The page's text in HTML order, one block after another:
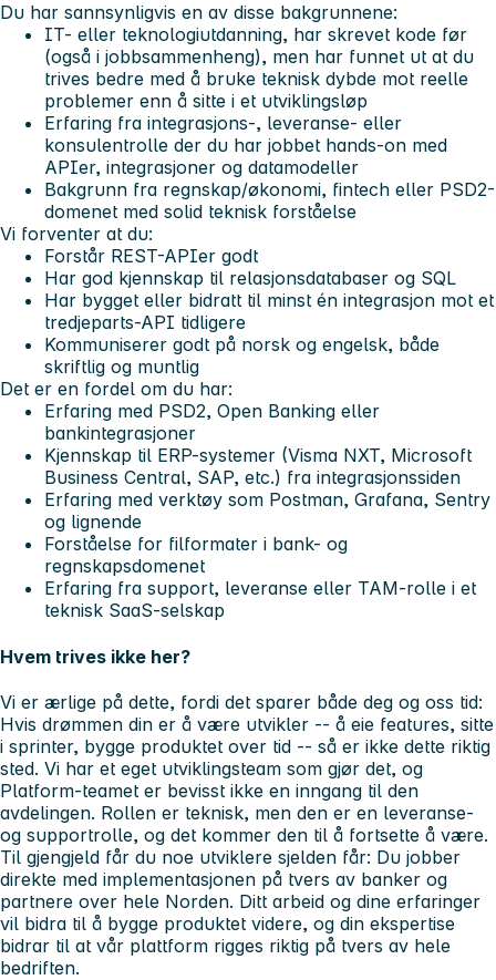
Du har sannsynligvis en av disse bakgrunnene:
IT- eller teknologiutdanning, har skrevet kode før
(også i jobbsammenheng), men har funnet ut at du
trives bedre med å bruke teknisk dybde mot reelle
problemer enn å sitte i et utviklingsløp
Erfaring fra integrasjons-, leveranse- eller
konsulentrolle der du har jobbet hands-on med
APIer, integrasjoner og datamodeller
Bakgrunn fra regnskap/økonomi, fintech eller PSD2-
domenet med solid teknisk forståelse
Vi forventer at du:
Forstår REST-APIer godt
Har god kjennskap til relasjonsdatabaser og SQL
Har bygget eller bidratt til minst én integrasjon mot et
tredjeparts-API tidligere
Kommuniserer godt på norsk og engelsk, både
skriftlig og muntlig
Det er en fordel om du har:
Erfaring med PSD2, Open Banking eller
bankintegrasjoner
Kjennskap til ERP-systemer (Visma NXT, Microsoft
Business Central, SAP, etc.) fra integrasjonssiden
Erfaring med verktøy som Postman, Grafana, Sentry
og lignende
Forståelse for filformater i bank- og
regnskapsdomenet
Erfaring fra support, leveranse eller TAM-rolle i et
teknisk SaaS-selskap
Hvem trives ikke her?
Vi er ærlige på dette, fordi det sparer både deg og oss tid:
Hvis drømmen din er å være utvikler -- å eie features, sitte
i sprinter, bygge produktet over tid -- så er ikke dette riktig
sted. Vi har et eget utviklingsteam som gjør det, og
Platform-teamet er bevisst ikke en inngang til den
avdelingen. Rollen er teknisk, men den er en leveranse-
og supportrolle, og det kommer den til å fortsette å være.
Til gjengjeld får du noe utviklere sjelden får: Du jobber
direkte med implementasjonen på tvers av banker og
partnere over hele Norden. Ditt arbeid og dine erfaringer
vil bidra til å bygge produktet videre, og din ekspertise
bidrar til at vår plattform rigges riktig på tvers av hele
bedriften.